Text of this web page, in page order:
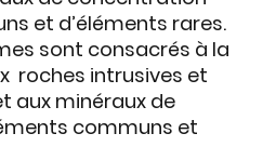
et d’éléments rares.
sont consacrés à la
roches intrusives et
aux minéraux de
communs et